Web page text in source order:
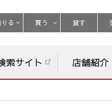
る 買う 貸す
索サイト 店舗紹介